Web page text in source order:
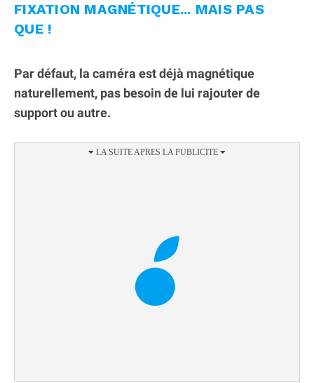
FIXATION MAGNÉTIQUE... MAIS PAS
QUE !
Par défaut, la caméra est déjà magnétique
naturellement, pas besoin de lui rajouter de
support ou autre.